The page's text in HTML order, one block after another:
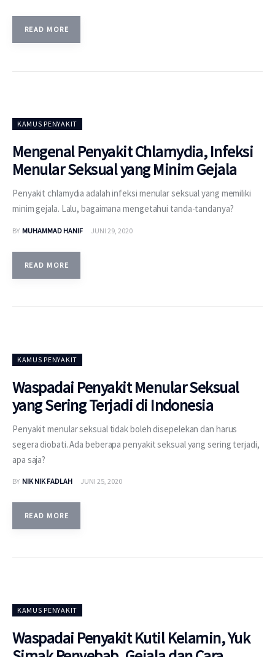
READ MORE
KAMUS PENYAKIT
Mengenal Penyakit Chlamydia, Infeksi
Menular Seksual yang Minim Gejala
Penyakit chlamydia adalah infeksi menular seksual yang memiliki
minim gejala. Lalu, bagaimana mengetahui tanda-tandanya?
BY MUHAMMAD HANIF JUNI 29, 2020
READ MORE
KAMUS PENYAKIT
Waspadai Penyakit Menular Seksual
yang Sering Terjadi di Indonesia
Penyakit menular seksual tidak boleh disepelekan dan harus
segera diobati. Ada beberapa penyakit seksual yang sering terjadi,
apa saja?
BY NIK NIK FADLAH JUNI 25, 2020
READ MORE
KAMUS PENYAKIT
Waspadai Penyakit Kutil Kelamin, Yuk